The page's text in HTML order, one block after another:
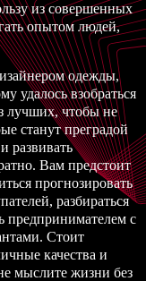
из совершенных
опытом людей,
одежды,
удалось взобраться
лучших, чтобы не
станут преградой
развивать
Вам предстоит
прогнозировать
разбираться
предпринимателем с
Стоит
качества и
мыслите жизни без